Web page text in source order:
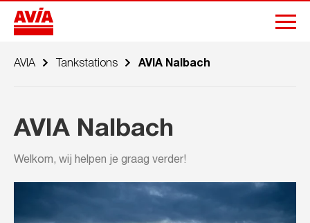
AVIA Tankstations AVIA Nalbach
AVIA Nalbach
Welkom, wij helpen je graag verder!